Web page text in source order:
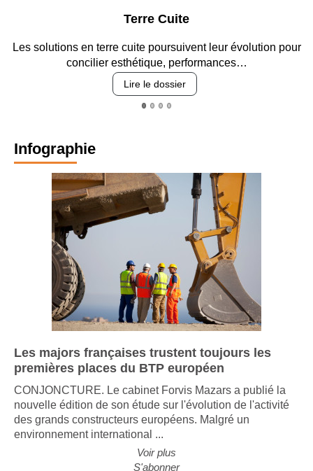
poursuivent leur évolution pour
performances…
Entre circulation,
Infographie
Les majors françaises trustent toujours les
premières places du BTP européen
CONJONCTURE. Le cabinet Forvis Mazars a publié la
nouvelle édition de son étude sur l'évolution de l'activité
des grands constructeurs européens. Malgré un
environnement international ...
Voir plus
S'abonner